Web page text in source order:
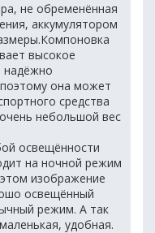
не обременённая
аккумулятором
высокое
надёжно
она может
средства
небольшой вес
освещённости
на ночной режим
изображение
освещённый
режим. А так
удобная.